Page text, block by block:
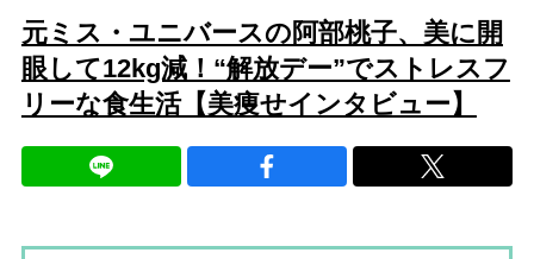
元ミス・ユニバースの阿部桃子、美に開
眼して12kg減！“解放デー”でストレスフ
リーな食生活【美痩せインタビュー】